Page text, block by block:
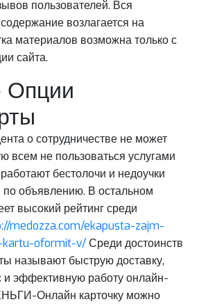
пользователей. Вся
возлагается на
материалов возможна только с
сайта.
Опции
о сотрудничестве не может
всем не пользоваться услугами
бестолочи и недоучки
объявлению. В остальном
высокий рейтинг среди
medozza.com/ekapusta-zajm-
kartu-oformit-v/Среди достоинств
называют быструю доставку,
и эффективную работу онлайн-
Онлайн карточку можно